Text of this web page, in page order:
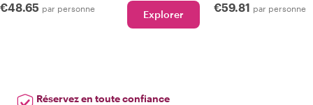
€48.65 par personne Explorer
€59.81 par personne
Réservez en toute confiance